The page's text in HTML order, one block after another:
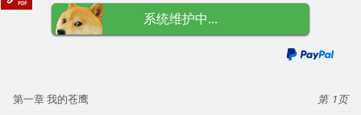
系统维护中...
第一章 我的苍鹰
1